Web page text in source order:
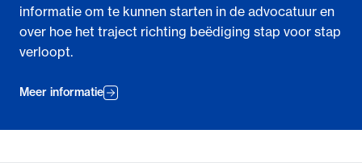
informatie om te kunnen starten in de advocatuur en
over hoe het traject richting beëdiging stap voor stap
verloopt.
Meer informatie